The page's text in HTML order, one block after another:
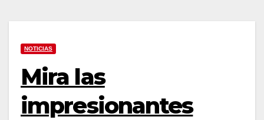
NOTICIAS
Mira las
impresionantes